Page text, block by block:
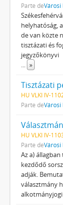
Parte deVárosi
helyhatóság,
de van közte
tisztázati és
jegyzőkönyvi
... »
Tisztázati
HU VLKI IV-
Parte deVárosi
HU VLKI IV-
Parte deVárosi
Az a)
kezdődő
adják.
választmány
alkotmányjogi